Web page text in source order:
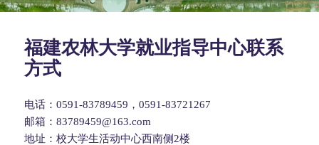
福建农林大学就业指导中心联系
方式
电话：0591-83789459，0591-83721267
邮箱：83789459@163.com
地址：校大学生活动中心西南侧2楼